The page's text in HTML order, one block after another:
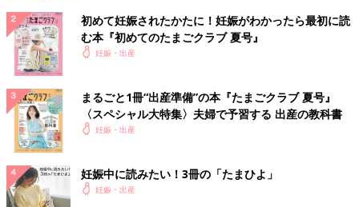
初めて妊娠されたかたに！妊娠がわかったら最初に読
む本『初めてのたまごクラブ 夏号』
妊娠・出産
まるごと1冊“出産準備”の本『たまごクラブ 夏号』
〈スペシャル大特集〉夫婦で予習する 出産の教科書
妊娠・出産
妊娠中に読みたい！3冊の「たまひよ」
妊娠・出産